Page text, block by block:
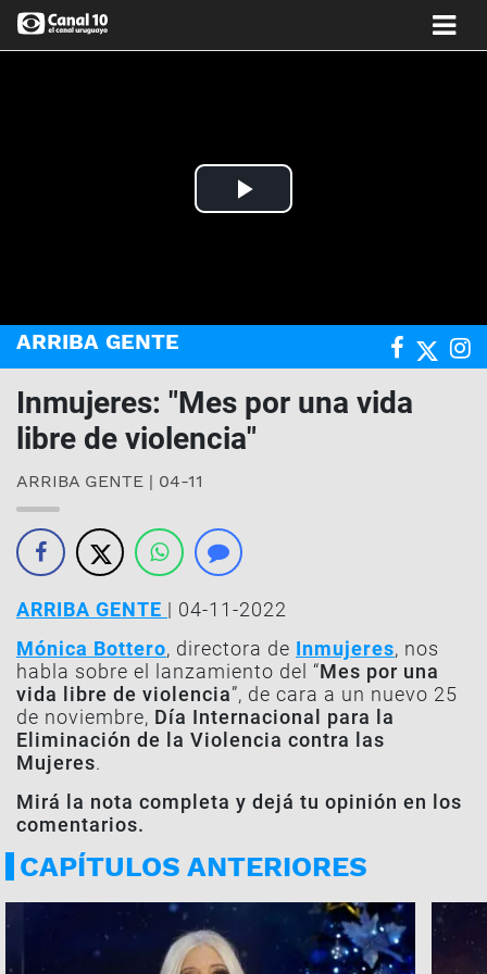
Play
ARRIBA GENTE
Inmujeres: "Mes por una vida
libre de violencia"
ARRIBA GENTE | 04-11
ARRIBA GENTE | 04-11-2022
Mónica Bottero, directora de Inmujeres, nos
habla sobre el lanzamiento del “Mes por una
vida libre de violencia”, de cara a un nuevo 25
de noviembre, Día Internacional para la
Eliminación de la Violencia contra las
Mujeres.
Mirá la nota completa y dejá tu opinión en los
comentarios.
CAPÍTULOS ANTERIORES